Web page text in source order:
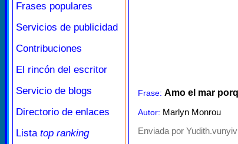
Frases populares
Servicios de publicidad
Contribuciones
El rincón del escritor
Servicio de blogs
Directorio de enlaces
Lista top ranking
Frase: Amo el mar
Autor: Marlyn Monrou
Enviada por Yudith.vunyiv